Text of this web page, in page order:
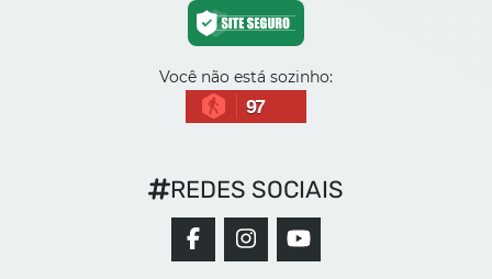
Você não está sozinho:
97
REDES SOCIAIS